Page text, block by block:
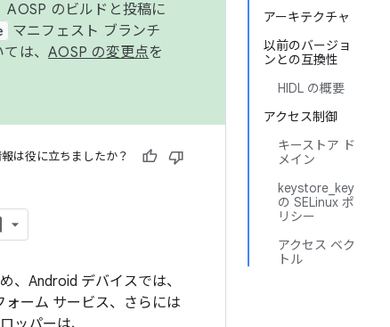
アーキテクチャ
以前のバージョ
ンとの互換性
HIDL の概要
アクセス制御
キーストア ド
メイン
keystore_key
の SELinux ポ
リシー
アクセス ベク
トル
AOSP のビルドと投稿に
マニフェスト ブランチ
は、 AOSP の変更点を
は役に立ちましたか？
、Android デバイスでは、
ーム サービス、さらには